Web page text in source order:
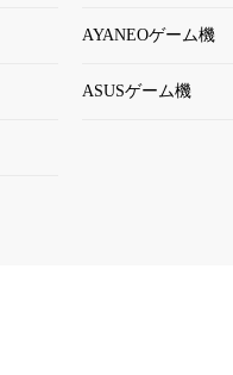
AYANEOゲーム機
ASUSゲーム機